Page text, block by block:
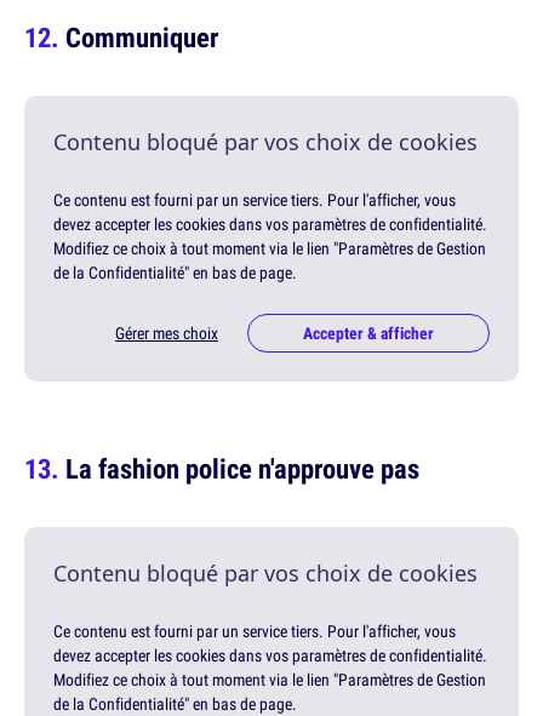
Communiquer
Contenu bloqué par vos choix de cookies
Ce contenu est fourni par un service tiers. Pour l'afficher, vous
devez accepter les cookies dans vos paramètres de confidentialité.
Modifiez ce choix à tout moment via le lien "Paramètres de Gestion
de la Confidentialité" en bas de page.
Gérer mes choix Accepter & afficher
La fashion police n'approuve pas
Contenu bloqué par vos choix de cookies
Ce contenu est fourni par un service tiers. Pour l'afficher, vous
devez accepter les cookies dans vos paramètres de confidentialité.
Modifiez ce choix à tout moment via le lien "Paramètres de Gestion
de la Confidentialité" en bas de page.